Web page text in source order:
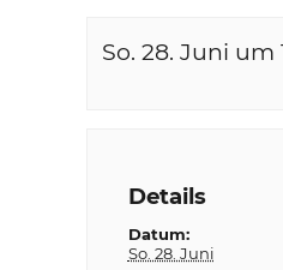
So. 28. Juni um
Details
Datum:
So. 28. Juni